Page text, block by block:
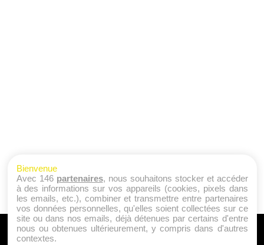
A PROPOS
Bienvenue
Avec 146 partenaires, nous souhaitons stocker et accéder
à des informations sur vos appareils (cookies, pixels dans
les emails, etc.), combiner et transmettre entre partenaires
vos données personnelles, qu'elles soient collectées sur ce
site ou dans nos emails, déjà détenues par certains d'entre
nous ou obtenues ultérieurement, y compris dans d'autres
contextes.